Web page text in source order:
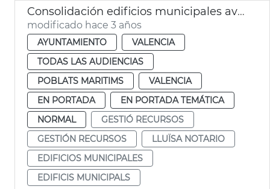
Consolidación edificios municipales avd. Port
modificado hace 3 años
AYUNTAMIENTO
VALENCIA
TODAS LAS AUDIENCIAS
POBLATS MARITIMS
VALENCIA
EN PORTADA
EN PORTADA TEMÁTICA
NORMAL
GESTIÓ RECURSOS
GESTIÓN RECURSOS
LLUÏSA NOTARIO
EDIFICIOS MUNICIPALES
EDIFICIS MUNICIPALS